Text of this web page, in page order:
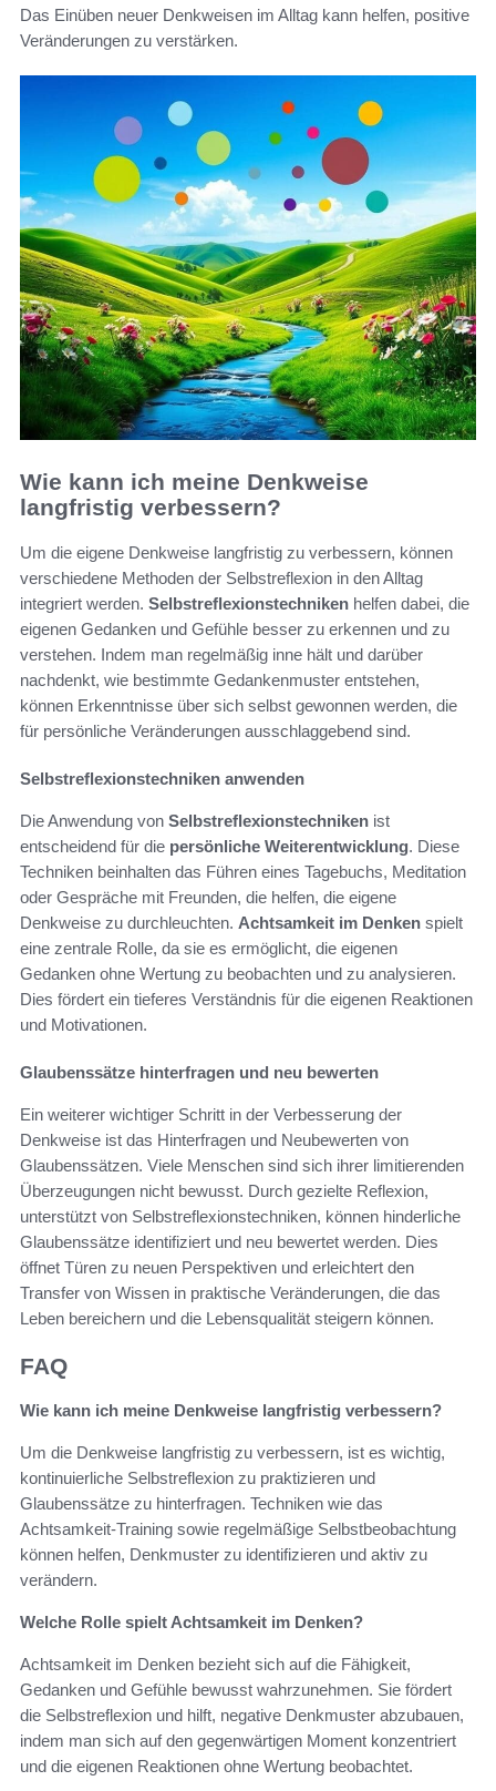
Das Einüben neuer Denkweisen im Alltag kann helfen, positive
Veränderungen zu verstärken.
Wie kann ich meine Denkweise
langfristig verbessern?
Um die eigene Denkweise langfristig zu verbessern, können
verschiedene Methoden der Selbstreflexion in den Alltag
integriert werden. Selbstreflexionstechniken helfen dabei, die
eigenen Gedanken und Gefühle besser zu erkennen und zu
verstehen. Indem man regelmäßig inne hält und darüber
nachdenkt, wie bestimmte Gedankenmuster entstehen,
können Erkenntnisse über sich selbst gewonnen werden, die
für persönliche Veränderungen ausschlaggebend sind.
Selbstreflexionstechniken anwenden
Die Anwendung von Selbstreflexionstechniken ist
entscheidend für die persönliche Weiterentwicklung. Diese
Techniken beinhalten das Führen eines Tagebuchs, Meditation
oder Gespräche mit Freunden, die helfen, die eigene
Denkweise zu durchleuchten. Achtsamkeit im Denken spielt
eine zentrale Rolle, da sie es ermöglicht, die eigenen
Gedanken ohne Wertung zu beobachten und zu analysieren.
Dies fördert ein tieferes Verständnis für die eigenen Reaktionen
und Motivationen.
Glaubenssätze hinterfragen und neu bewerten
Ein weiterer wichtiger Schritt in der Verbesserung der
Denkweise ist das Hinterfragen und Neubewerten von
Glaubenssätzen. Viele Menschen sind sich ihrer limitierenden
Überzeugungen nicht bewusst. Durch gezielte Reflexion,
unterstützt von Selbstreflexionstechniken, können hinderliche
Glaubenssätze identifiziert und neu bewertet werden. Dies
öffnet Türen zu neuen Perspektiven und erleichtert den
Transfer von Wissen in praktische Veränderungen, die das
Leben bereichern und die Lebensqualität steigern können.
FAQ
Wie kann ich meine Denkweise langfristig verbessern?
Um die Denkweise langfristig zu verbessern, ist es wichtig,
kontinuierliche Selbstreflexion zu praktizieren und
Glaubenssätze zu hinterfragen. Techniken wie das
Achtsamkeit-Training sowie regelmäßige Selbstbeobachtung
können helfen, Denkmuster zu identifizieren und aktiv zu
verändern.
Welche Rolle spielt Achtsamkeit im Denken?
Achtsamkeit im Denken bezieht sich auf die Fähigkeit,
Gedanken und Gefühle bewusst wahrzunehmen. Sie fördert
die Selbstreflexion und hilft, negative Denkmuster abzubauen,
indem man sich auf den gegenwärtigen Moment konzentriert
und die eigenen Reaktionen ohne Wertung beobachtet.